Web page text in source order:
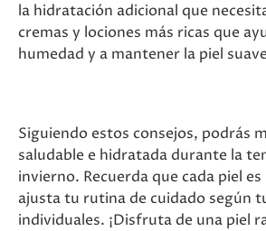
la hidratación adicional que
cremas y lociones más ricas que
humedad y a mantener la piel
Siguiendo estos consejos, podrás
saludable e hidratada durante la
invierno. Recuerda que cada piel
ajusta tu rutina de cuidado según
individuales. ¡Disfruta de una piel